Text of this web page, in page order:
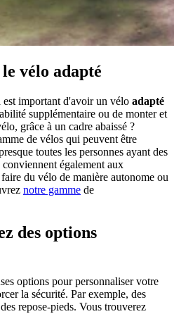
vélo adapté
important d'avoir un vélo adapté
supplémentaire ou de monter et
grâce à un cadre abaissé ?
de vélos qui peuvent être
toutes les personnes ayant des
également aux
du vélo de manière autonome ou
notre gamme de
des options
options pour personnaliser votre
la sécurité. Par exemple, des
repose-pieds. Vous trouverez